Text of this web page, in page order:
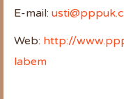
E-mail:
Web: http://
labem